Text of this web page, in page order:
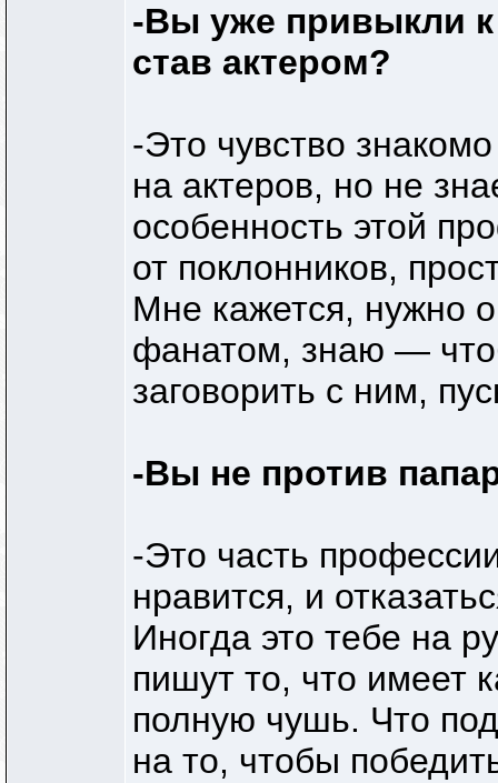
-Вы уже привыкли к
став актером?
-Это чувство
на актеров, но не
особенность этой
от поклонников,
Мне кажется, нужно
фанатом, знаю —
заговорить с ним,
-Вы не против
-Это часть
нравится, и
Иногда это тебе на
пишут то, что имеет
полную чушь. Что
на то, чтобы